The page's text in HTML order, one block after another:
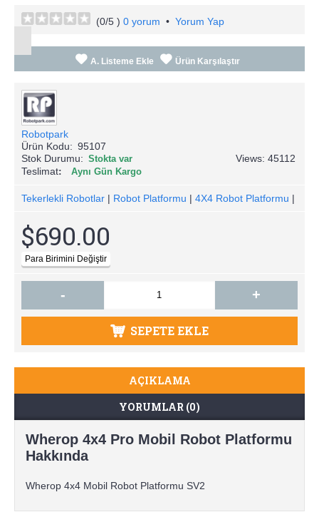
(0/5 ) 0 yorum • Yorum Yap
A. Listeme Ekle Ürün Karşılaştır
Robotpark
Ürün Kodu: 95107
Stok Durumu: Stokta var
Views: 45112
Teslimat
Aynı Gün Kargo
Tekerlekli Robotlar | Robot Platformu | 4X4 Robot Platformu |
$690.00
- +
SEPETE EKLE
AÇIKLAMA
YORUMLAR (0)
Wherop 4x4 Pro Mobil Robot Platformu
Hakkında
Wherop 4x4 Mobil Robot Platformu SV2